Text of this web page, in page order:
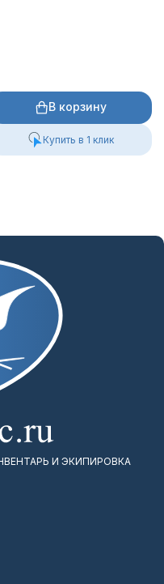
В корзину
Купить в 1 клик
И ЭКИПИРОВКА